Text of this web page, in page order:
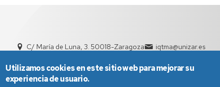
C/ María de Luna, 3. 50018-Zaragoza
iqtma@unizar.es
Utilizamos cookies en este sitio web para mejorar su
experiencia de usuario.